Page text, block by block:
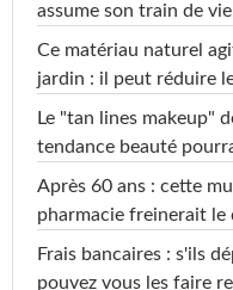
assume son train de
Ce matériau naturel
jardin : il peut réduire
Le "tan lines makeup"
tendance beauté
Après 60 ans : cette
pharmacie freinerait le
Frais bancaires : s'ils
pouvez vous les faire